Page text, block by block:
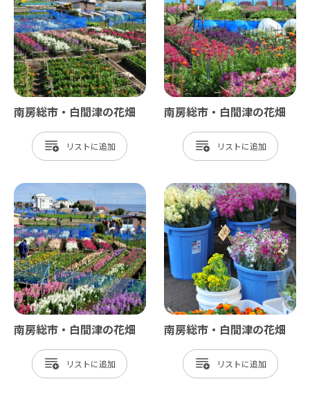
南房総市・白間津の花畑
リスト
南房総市・白間津の花畑
リスト
南房総市・白間津の花畑
リスト
南房総市・白間津の花畑
リスト